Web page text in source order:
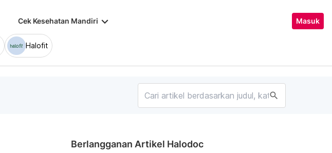
Cek Kesehatan Mandiri keyboard_arrow_down Masuk
Halofit
search
Berlangganan Artikel Halodoc